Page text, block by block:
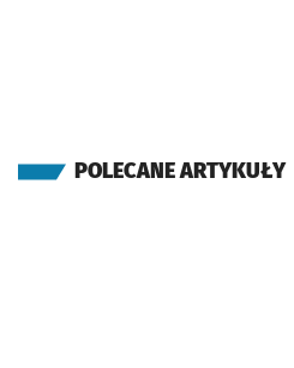
POLECANE ARTYKUŁY